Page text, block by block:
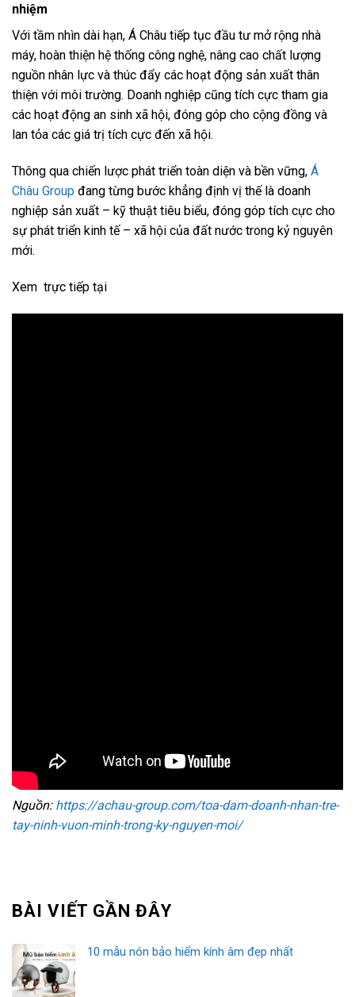
nhiệm
Với tầm nhìn dài hạn, Á Châu tiếp tục đầu tư mở rộng nhà
máy, hoàn thiện hệ thống công nghệ, nâng cao chất lượng
nguồn nhân lực và thúc đẩy các hoạt động sản xuất thân
thiện với môi trường. Doanh nghiệp cũng tích cực tham gia
các hoạt động an sinh xã hội, đóng góp cho cộng đồng và
lan tỏa các giá trị tích cực đến xã hội.
Thông qua chiến lược phát triển toàn diện và bền vững, Á
Châu Group đang từng bước khẳng định vị thế là doanh
nghiệp sản xuất – kỹ thuật tiêu biểu, đóng góp tích cực cho
sự phát triển kinh tế – xã hội của đất nước trong kỷ nguyên
mới.
Xem trực tiếp tại
Nguồn: https://achau-group.com/toa-dam-doanh-nhan-tre-
tay-ninh-vuon-minh-trong-ky-nguyen-moi/
BÀI VIẾT GẦN ĐÂY
10 mẫu nón bảo hiểm kính âm đẹp nhất